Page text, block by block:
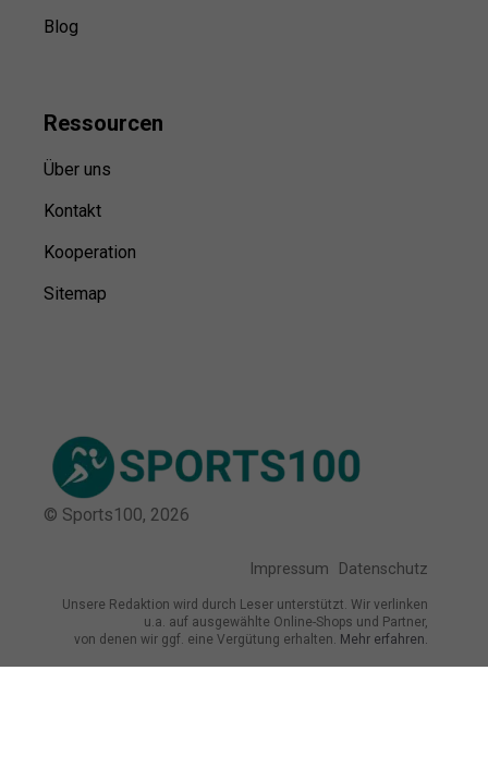
Blog
Ressourcen
Über uns
Kontakt
Kooperation
Sitemap
© Sports100, 2026
Impressum Datenschutz
Unsere Redaktion wird durch Leser unterstützt. Wir verlinken
u.a. auf ausgewählte Online-Shops und Partner,
von denen wir ggf. eine Vergütung erhalten. Mehr erfahren.